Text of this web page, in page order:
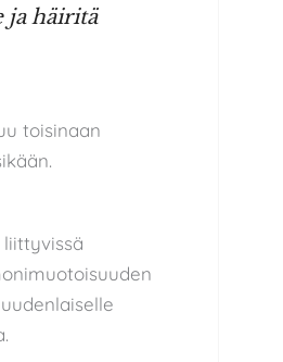
ja häiritä
toisinaan